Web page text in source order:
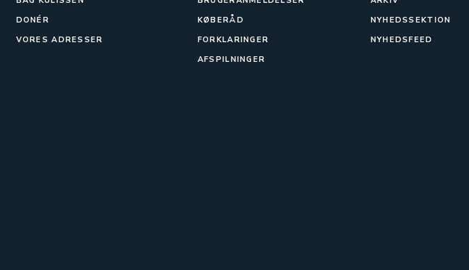
DONÉR
VORES ADRESSER
KØBERÅD
FORKLARINGER
AFSPILNINGER
NYHEDSSEKTION
NYHEDSFEED